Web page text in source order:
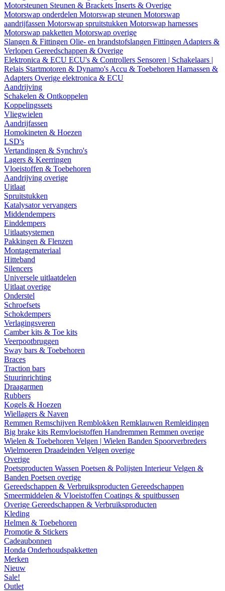
Motorsteunen Steunen & Brackets Inserts & Overige
Motorswap onderdelen Motorswap steunen Motorswap
aandrijfassen Motorswap spruitstukken Motorswap harnesses
Motorswap pakketten Motorswap overige
Slangen & Fittingen Olie- en brandstofslangen Fittingen Adapters &
Verlopen Gereedschappen & Overige
Elektronica & ECU ECU's & Controllers Sensoren | Schakelaars |
Relais Startmotoren & Dynamo's Accu & Toebehoren Harnassen &
Adapters Overige elektronica & ECU
Aandrijving
Schakelen & Ontkoppelen
Koppelingssets
Vliegwielen
Aandrijfassen
Homokineten & Hoezen
LSD's
Vertandingen & Synchro's
Lagers & Keerringen
Vloeistoffen & Toebehoren
Aandrijving overige
Uitlaat
Spruitstukken
Katalysator vervangers
Middendempers
Einddempers
Uitlaatsystemen
Pakkingen & Flenzen
Montagemateriaal
Hitteband
Silencers
Universele uitlaatdelen
Uitlaat overige
Onderstel
Schroefsets
Schokdempers
Verlagingsveren
Camber kits & Toe kits
Veerpootbruggen
Sway bars & Toebehoren
Braces
Traction bars
Stuurinrichting
Draagarmen
Rubbers
Kogels & Hoezen
Wiellagers & Naven
Remmen Remschijven Remblokken Remklauwen Remleidingen
Big brake kits Remvloeistoffen Handremmen Remmen overige
Wielen & Toebehoren Velgen | Wielen Banden Spoorverbreders
Wielmoeren Draadeinden Velgen overige
Overige
Poetsproducten Wassen Poetsen & Polijsten InterieurVelgen &
Banden Poetsen overige
Gereedschappen & Verbruiksproducten Gereedschappen
Smeermiddelen & Vloeistoffen Coatings & spuitbussen
Overige Gereedschappen & Verbruiksproducten
Kleding
Helmen & Toebehoren
Promotie & Stickers
Cadeaubonnen
Honda Onderhoudspakketten
Merken
Nieuw
Sale!
Outlet